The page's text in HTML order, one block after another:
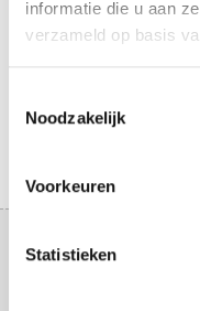
informatie die u aan
verzameld op basis
Noodzakelijk
Voorkeuren
Statistieken
de vierde editie van
belooft weer een